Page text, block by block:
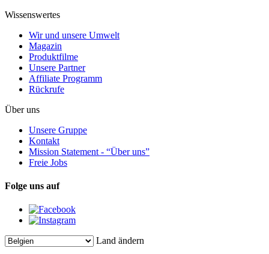
Wissenswertes
Wir und unsere Umwelt
Magazin
Produktfilme
Unsere Partner
Affiliate Programm
Rückrufe
Über uns
Unsere Gruppe
Kontakt
Mission Statement - “Über uns”
Freie Jobs
Folge uns auf
Land ändern